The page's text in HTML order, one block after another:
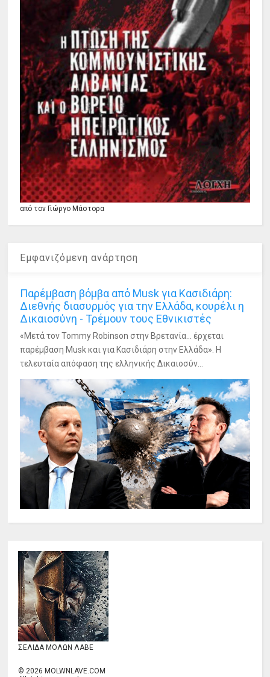
από τον Γιώργο Μάστορα
Εμφανιζόμενη ανάρτηση
Παρέμβαση βόμβα από Musk για Κασιδιάρη:
Διεθνής διασυρμός για την Ελλάδα, κουρέλι η
Δικαιοσύνη - Τρέμουν τους Εθνικιστές
«Μετά τον Tommy Robinson στην Βρετανία... έρχεται
παρέμβαση Musk και για Κασιδιάρη στην Ελλάδα». Η
τελευταία απόφαση της ελληνικής Δικαιοσύν...
ΣΕΛΙΔΑ ΜΟΛΩΝ ΛΑΒΕ
©2026 MOLWNLAVE.COM